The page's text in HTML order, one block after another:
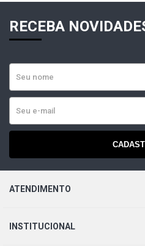
RECEBA
ATENDIMENTO
INSTITUCIONAL